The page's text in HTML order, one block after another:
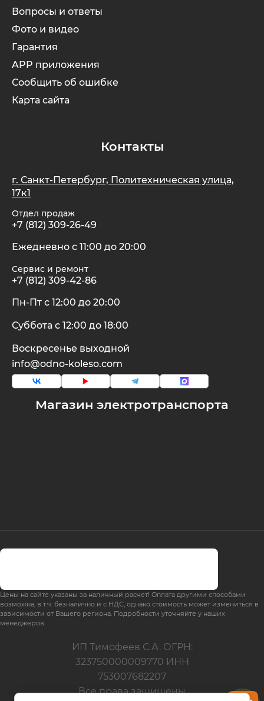
Магазин электротранспорта
Вопросы и ответы
Фото и видео
Гарантия
APP приложения
Сообщить об ошибке
Карта сайта
Контакты
г. Санкт-Петербург, Политехническая улица,
17к1
Отдел продаж
+7 (812) 309-26-49
Ежедневно с 11:00 до 20:00
Сервис и ремонт
+7 (812) 309-42-86
Пн-Пт с 12:00 до 20:00
Суббота с 12:00 до 18:00
Воскресенье выходной
info@odno-koleso.com
ИП Тимофеев С.А. ОГРН:
323750000009770 ИНН
753007682207
Все права защищены
Цены на сайте указаны за наличный расчет! Оплата другими способами
возможна, в т.ч. безналично и с НДС, однако стоимость может измениться в
зависимости от Вашего региона. Подробности уточняйте у наших
менеджеров.